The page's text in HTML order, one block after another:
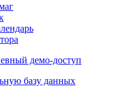
демо-доступ
базу данных